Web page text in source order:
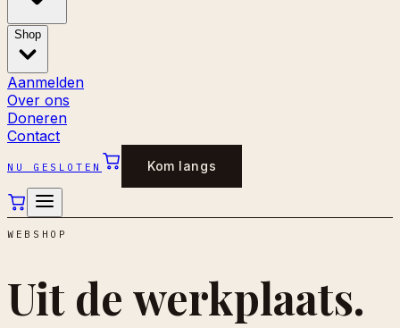
Shop
Aanmelden
Over ons
Doneren
Contact
NU GESLOTEN Kom langs
WEBSHOP
Uit de werkplaats.